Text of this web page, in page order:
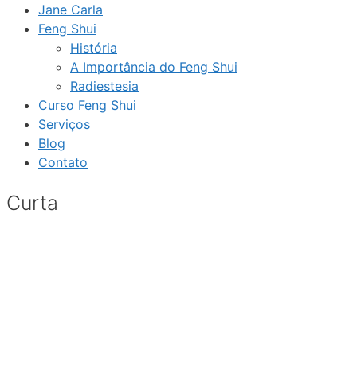
Jane Carla
Feng Shui
História
A Importância do Feng Shui
Radiestesia
Curso Feng Shui
Serviços
Blog
Contato
Curta